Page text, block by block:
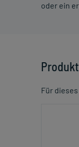
oder ein
Für